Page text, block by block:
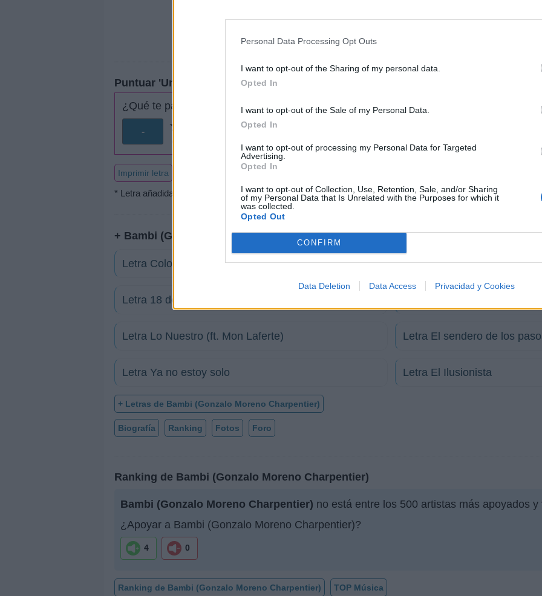
Personal Data Processing Opt Outs
I want to opt-out of the Sharing of my personal data.
Opted In
I want to opt-out of the Sale of my Personal Data.
Opted In
I want to opt-out of processing my Personal Data for Targeted
Advertising.
Opted In
I want to opt-out of Collection, Use, Retention, Sale, and/or Sharing
of my Personal Data that Is Unrelated with the Purposes for which it
was collected.
Opted Out
CONFIRM
Data Deletion Data Access Privacidad y Cookies
Puntuar 'Uno'
¿Qué te parece esta canción?
-
Imprimir letra
* Letra añadida por Joni Loureiro
+ Bambi (Gonzalo Moreno Charpentier)
Letra Color Letra Cuando despiertes
Letra 18 de Abril
Letra Lo Nuestro (ft. Mon Laferte) Letra El sendero de los
Letra Ya no estoy solo Letra El Ilusionista
+ Letras de Bambi (Gonzalo Moreno Charpentier)
Biografía Ranking Fotos Foro
Ranking de Bambi (Gonzalo Moreno Charpentier)
Bambi (Gonzalo Moreno Charpentier) no está entre los 500 artistas más apoyados
¿Apoyar a Bambi (Gonzalo Moreno Charpentier)?
4 0
Ranking de Bambi (Gonzalo Moreno Charpentier) TOP Música